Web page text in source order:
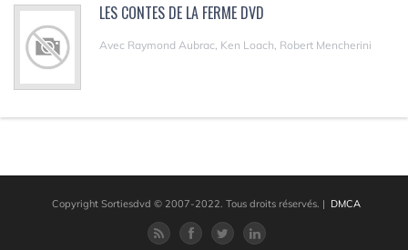
LES CONTES DE LA FERME DVD
Avec Raymond Aubrac, Ken Loach, Robert Mencherini
Copyright Sortiesdvd © 2007-2022. Tous droits réservés. | DMCA